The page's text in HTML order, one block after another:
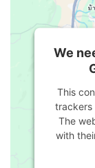
We
This
trackers
The
with